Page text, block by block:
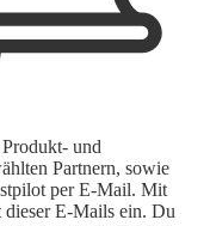
und
Partnern, sowie
per E-Mail. Mit
E-Mails ein. Du